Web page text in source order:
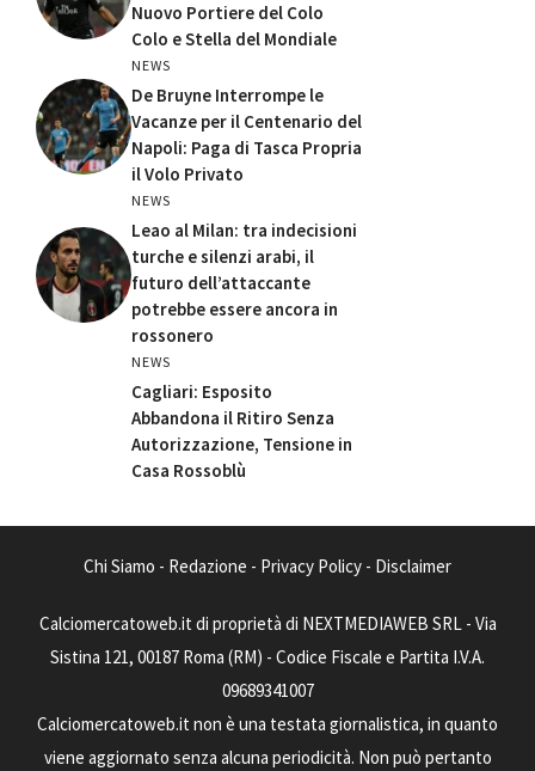
Nuovo Portiere del Colo
Colo e Stella del Mondiale
NEWS
De Bruyne Interrompe le
Vacanze per il Centenario del
Napoli: Paga di Tasca Propria
il Volo Privato
NEWS
Leao al Milan: tra indecisioni
turche e silenzi arabi, il
futuro dell’attaccante
potrebbe essere ancora in
rossonero
NEWS
Cagliari: Esposito
Abbandona il Ritiro Senza
Autorizzazione, Tensione in
Casa Rossoblù
Chi Siamo - Redazione - Privacy Policy - Disclaimer
Calciomercatoweb.it di proprietà di NEXTMEDIAWEB SRL - Via
Sistina 121, 00187 Roma (RM) - Codice Fiscale e Partita I.V.A.
09689341007
Calciomercatoweb.it non è una testata giornalistica, in quanto
viene aggiornato senza alcuna periodicità. Non può pertanto